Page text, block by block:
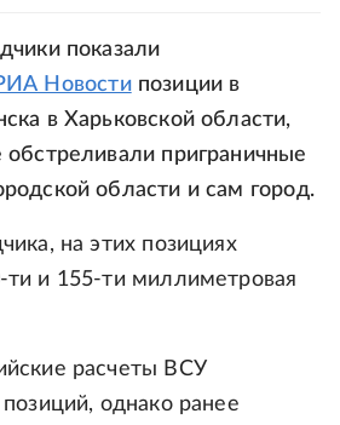
показали
Новостипозиции в
в Харьковской области,
приграничные
области и сам город.
на этих позициях
и 155-ти миллиметровая
расчеты ВСУ
однако ранее